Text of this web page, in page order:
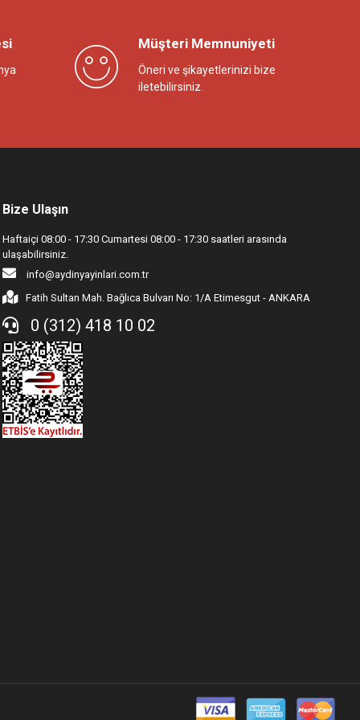
Müşteri Memnuniyeti
Öneri ve şikayetlerinizi bize
iletebilirsiniz.
Bize Ulaşın
Haftaiçi 08:00 - 17:30 Cumartesi 08:00 - 17:30 saatleri arasında
ulaşabilirsiniz.
info@aydinyayinlari.com.tr
Fatih Sultan Mah. Bağlıca Bulvarı No: 1/A Etimesgut - ANKARA
0 (312) 418 10 02